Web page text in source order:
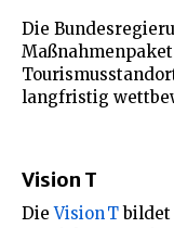
Die
langfristig
Vision T
DieVision Tbildet